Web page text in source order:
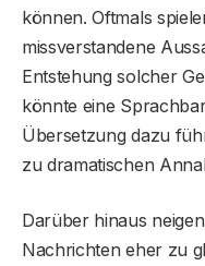
können. Oftmals
missverstandene
Entstehung solcher
könnte eine
Übersetzung dazu
zu dramatischen
Darüber hinaus
Nachrichten eher zu